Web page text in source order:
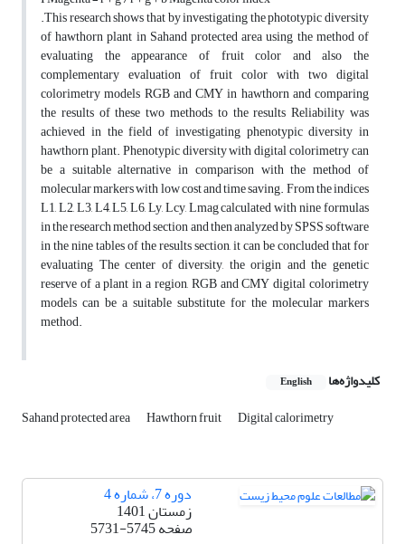
.This research shows that by investigating the phototypic diversity
of hawthorn plant in Sahand protected area using the method of
evaluating the appearance of fruit color and also the
complementary evaluation of fruit color with two digital
colorimetry models RGB and CMY in hawthorn and comparing
the results of these two methods to the results Reliability was
achieved in the field of investigating phenotypic diversity in
hawthorn plant. Phenotypic diversity with digital colorimetry can
be a suitable alternative in comparison with the method of
molecular markers with low cost and time saving. From the indices
L1, L2, L3, L4, L5, L6, Ly, Lcy, Lmag calculated with nine formulas
in the research method section and then analyzed by SPSS software
in the nine tables of the results section, it can be concluded that for
evaluating The center of diversity, the origin and the genetic
reserve of a plant in a region, RGB and CMY digital colorimetry
models can be a suitable substitute for the molecular markers
method.
کلیدواژه‌ها English
Sahand protected area Hawthorn fruit Digital calorimetry
دوره 7، شماره 4
زمستان 1401
صفحه5731-5745